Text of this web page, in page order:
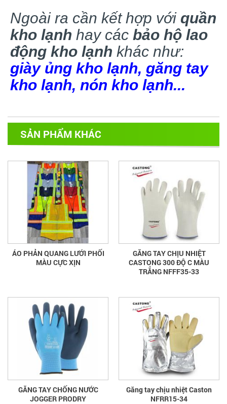
Ngoài ra cần kết hợp với quần
kho lạnh hay các bảo hộ lao
động kho lạnh khác như:
giày ủng kho lạnh, găng tay
kho lạnh, nón kho lạnh...
SẢN PHẨM KHÁC
ÁO PHẢN QUANG LƯỚI PHỐI
MÀU CỰC XỊN
GĂNG TAY CHỊU NHIỆT
CASTONG 300 ĐỘ C MÀU
TRẮNG NFFF35-33
GĂNG TAY CHỐNG NƯỚC
JOGGER PRODRY
Găng tay chịu nhiệt Caston
NFRR15-34